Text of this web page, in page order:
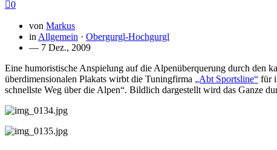
0
von Markus
in Allgemein · Obergurgl-Hochgurgl
— 7 Dez., 2009
Eine humoristische Anspielung auf die Alpenüberquerung durch den
überdimensionalen Plakats wirbt die Tuningfirma „Abt Sportsline“ für
schnellste Weg über die Alpen“. Bildlich dargestellt wird das Ganze